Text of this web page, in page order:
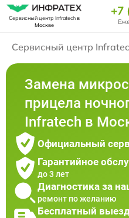
Сервисный центр Infratechв
Москве
+7
Сервисный центр
Замена
прицела
Infratech в
Официальный
Гарантийное
до 3 лет
Диагностика за
ремонт по желанию
Бесплатный